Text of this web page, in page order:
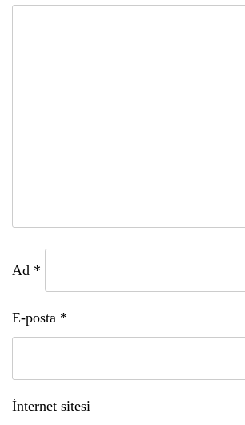
Ad *
E-posta *
İnternet sitesi